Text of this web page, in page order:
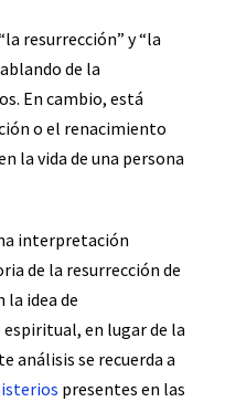
resurrección” y “la
de la
En cambio, está
o el renacimiento
la vida de una persona
interpretación
de la resurrección de
la idea de
en lugar de la
análisis se recuerda a
presentes en las